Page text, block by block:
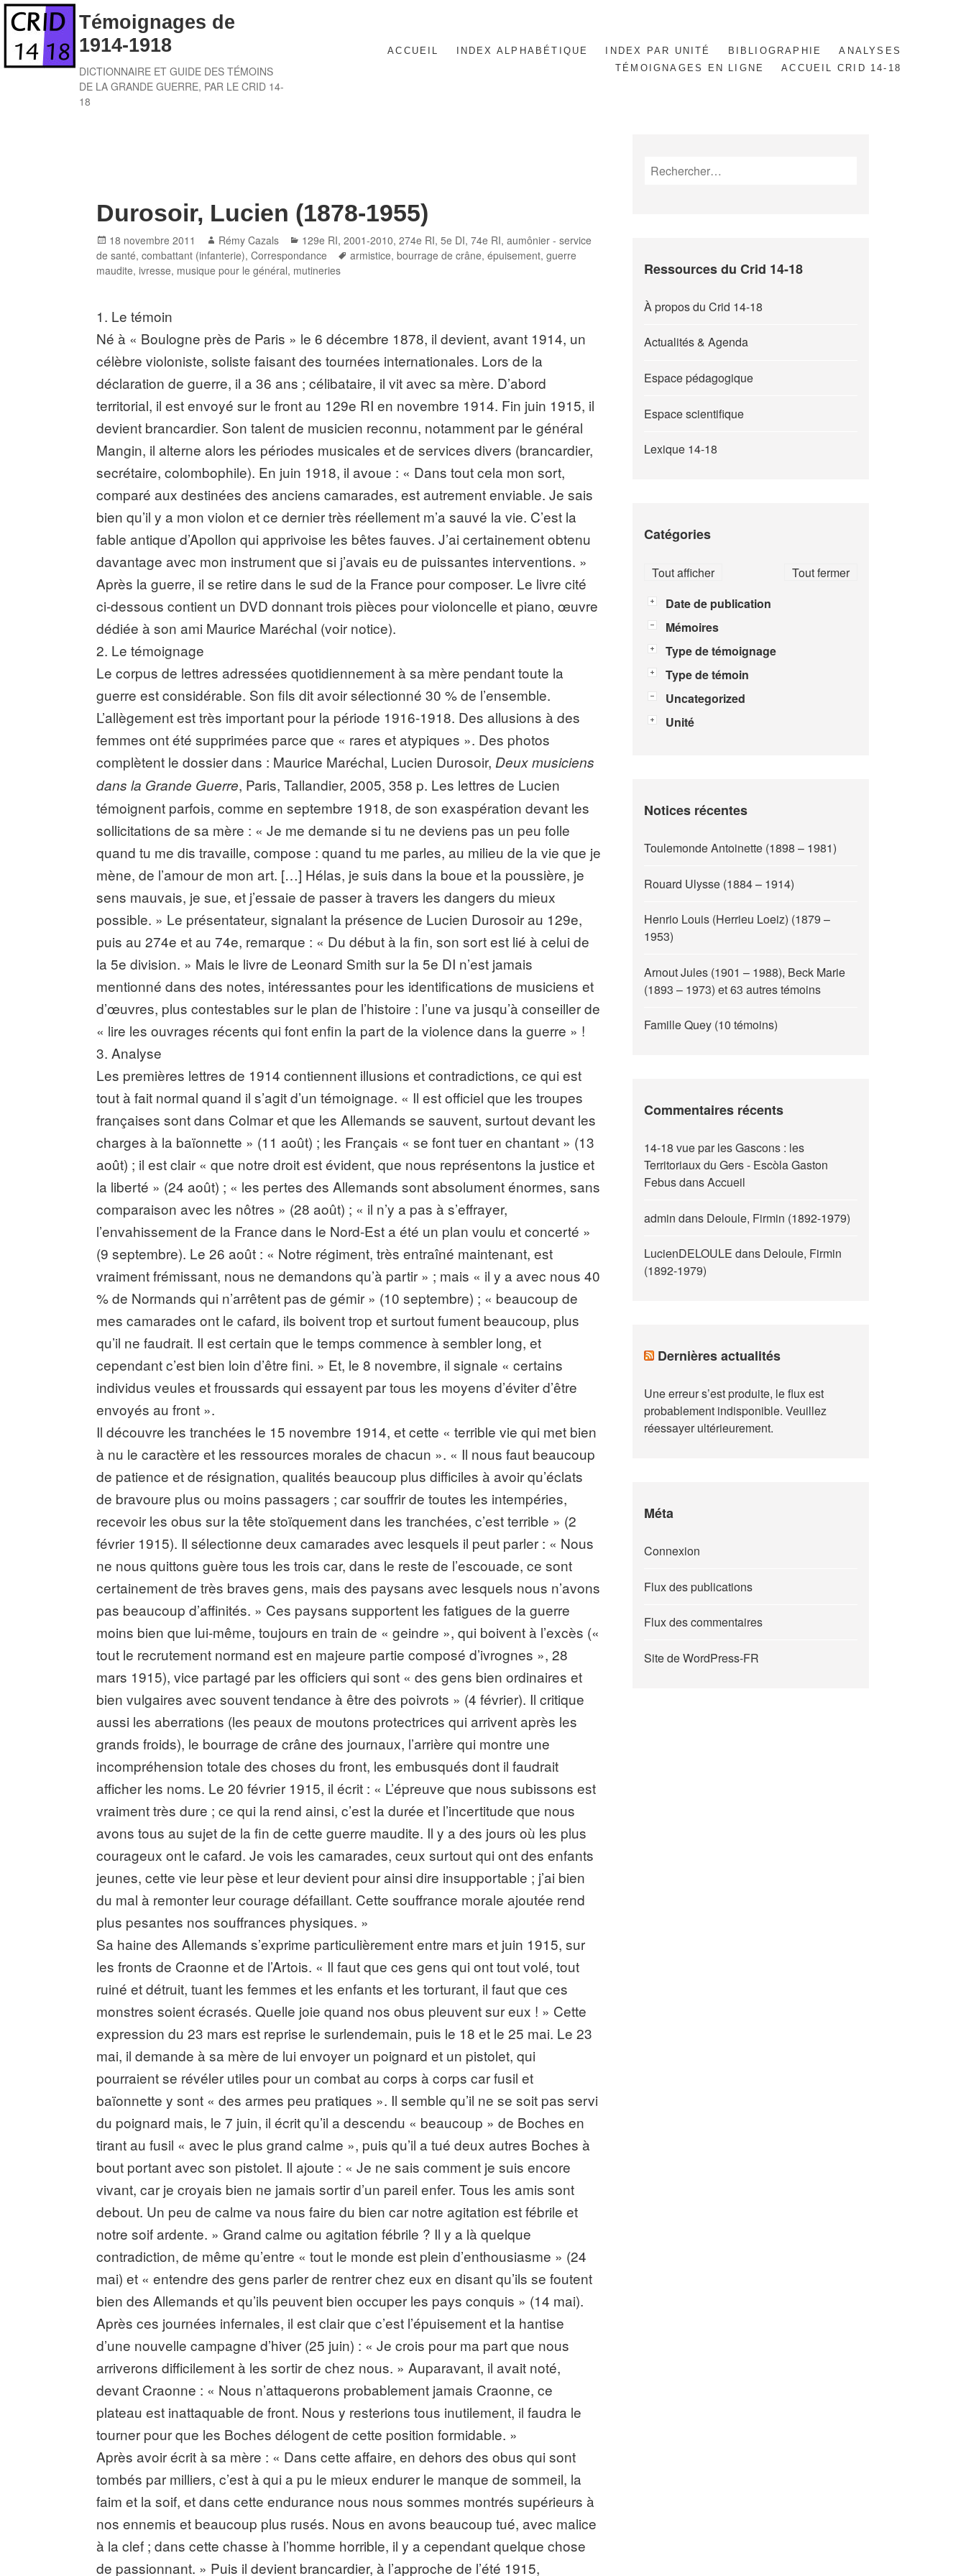
Skip
content
Témoignages de
1914-1918
DICTIONNAIRE ET GUIDE DES TÉMOINS
DE LA GRANDE GUERRE, PAR LE CRID 14-
18
ACCUEIL INDEX ALPHABÉTIQUE INDEX PAR UNITÉ BIBLIOGRAPHIE
ANALYSES
TÉMOIGNAGES EN LIGNE
ACCUEIL CRID 14-18
Durosoir, Lucien (1878-1955)
Posted
on
18 novembre 2011 Author
Rémy Cazals Categories
129e RI,2001-2010,274e RI,5e DI,74e RI,aumônier - service
de santé,combattant (infanterie),Correspondance Tags
armistice,bourrage de crâne,épuisement,guerre
maudite,ivresse, musique pour le général, mutineries
1. Le témoin
Né à « Boulogne près de Paris » le 6 décembre 1878, il devient, avant 1914, un
célèbre violoniste, soliste faisant des tournées internationales. Lors de la
déclaration de guerre, il a 36 ans ; célibataire, il vit avec sa mère. D’abord
territorial, il est envoyé sur le front au 129e RI en novembre 1914. Fin juin 1915, il
devient brancardier. Son talent de musicien reconnu, notamment par le général
Mangin, il alterne alors les périodes musicales et de services divers (brancardier,
secrétaire, colombophile). En juin 1918, il avoue : « Dans tout cela mon sort,
comparé aux destinées des anciens camarades, est autrement enviable. Je sais
bien qu’il y a mon violon et ce dernier très réellement m’a sauvé la vie. C’est la
fable antique d’Apollon qui apprivoise les bêtes fauves. J’ai certainement obtenu
davantage avec mon instrument que si j’avais eu de puissantes interventions. »
Après la guerre, il se retire dans le sud de la France pour composer. Le livre cité
ci-dessous contient un DVD donnant trois pièces pour violoncelle et piano, œuvre
dédiée à son ami Maurice Maréchal (voir notice).
2. Le témoignage
Le corpus de lettres adressées quotidiennement à sa mère pendant toute la
guerre est considérable. Son fils dit avoir sélectionné 30 % de l’ensemble.
L’allègement est très important pour la période 1916-1918. Des allusions à des
femmes ont été supprimées parce que « rares et atypiques ». Des photos
complètent le dossier dans : Maurice Maréchal, Lucien Durosoir, Deux musiciens
dans la Grande Guerre, Paris, Tallandier, 2005, 358 p. Les lettres de Lucien
témoignent parfois, comme en septembre 1918, de son exaspération devant les
sollicitations de sa mère : « Je me demande si tu ne deviens pas un peu folle
quand tu me dis travaille, compose : quand tu me parles, au milieu de la vie que je
mène, de l’amour de mon art. […] Hélas, je suis dans la boue et la poussière, je
sens mauvais, je sue, et j’essaie de passer à travers les dangers du mieux
possible. » Le présentateur, signalant la présence de Lucien Durosoir au 129e,
puis au 274e et au 74e, remarque : « Du début à la fin, son sort est lié à celui de
la 5e division. » Mais le livre de Leonard Smith sur la 5e DI n’est jamais
mentionné dans des notes, intéressantes pour les identifications de musiciens et
d’œuvres, plus contestables sur le plan de l’histoire : l’une va jusqu’à conseiller de
« lire les ouvrages récents qui font enfin la part de la violence dans la guerre » !
3. Analyse
Les premières lettres de 1914 contiennent illusions et contradictions, ce qui est
tout à fait normal quand il s’agit d’un témoignage. « Il est officiel que les troupes
françaises sont dans Colmar et que les Allemands se sauvent, surtout devant les
charges à la baïonnette » (11 août) ; les Français « se font tuer en chantant » (13
août) ; il est clair « que notre droit est évident, que nous représentons la justice et
la liberté » (24 août) ; « les pertes des Allemands sont absolument énormes, sans
comparaison avec les nôtres » (28 août) ; « il n’y a pas à s’effrayer,
l’envahissement de la France dans le Nord-Est a été un plan voulu et concerté »
(9 septembre). Le 26 août : « Notre régiment, très entraîné maintenant, est
vraiment frémissant, nous ne demandons qu’à partir » ; mais « il y a avec nous 40
% de Normands qui n’arrêtent pas de gémir » (10 septembre) ; « beaucoup de
mes camarades ont le cafard, ils boivent trop et surtout fument beaucoup, plus
qu’il ne faudrait. Il est certain que le temps commence à sembler long, et
cependant c’est bien loin d’être fini. » Et, le 8 novembre, il signale « certains
individus veules et froussards qui essayent par tous les moyens d’éviter d’être
envoyés au front ».
Il découvre les tranchées le 15 novembre 1914, et cette « terrible vie qui met bien
à nu le caractère et les ressources morales de chacun ». « Il nous faut beaucoup
de patience et de résignation, qualités beaucoup plus difficiles à avoir qu’éclats
de bravoure plus ou moins passagers ; car souffrir de toutes les intempéries,
recevoir les obus sur la tête stoïquement dans les tranchées, c’est terrible » (2
février 1915). Il sélectionne deux camarades avec lesquels il peut parler : « Nous
ne nous quittons guère tous les trois car, dans le reste de l’escouade, ce sont
certainement de très braves gens, mais des paysans avec lesquels nous n’avons
pas beaucoup d’affinités. » Ces paysans supportent les fatigues de la guerre
moins bien que lui-même, toujours en train de « geindre », qui boivent à l’excès («
tout le recrutement normand est en majeure partie composé d’ivrognes », 28
mars 1915), vice partagé par les officiers qui sont « des gens bien ordinaires et
bien vulgaires avec souvent tendance à être des poivrots » (4 février). Il critique
aussi les aberrations (les peaux de moutons protectrices qui arrivent après les
grands froids), le bourrage de crâne des journaux, l’arrière qui montre une
incompréhension totale des choses du front, les embusqués dont il faudrait
afficher les noms. Le 20 février 1915, il écrit : « L’épreuve que nous subissons est
vraiment très dure ; ce qui la rend ainsi, c’est la durée et l’incertitude que nous
avons tous au sujet de la fin de cette guerre maudite. Il y a des jours où les plus
courageux ont le cafard. Je vois les camarades, ceux surtout qui ont des enfants
jeunes, cette vie leur pèse et leur devient pour ainsi dire insupportable ; j’ai bien
du mal à remonter leur courage défaillant. Cette souffrance morale ajoutée rend
plus pesantes nos souffrances physiques. »
Sa haine des Allemands s’exprime particulièrement entre mars et juin 1915, sur
les fronts de Craonne et de l’Artois. « Il faut que ces gens qui ont tout volé, tout
ruiné et détruit, tuant les femmes et les enfants et les torturant, il faut que ces
monstres soient écrasés. Quelle joie quand nos obus pleuvent sur eux ! » Cette
expression du 23 mars est reprise le surlendemain, puis le 18 et le 25 mai. Le 23
mai, il demande à sa mère de lui envoyer un poignard et un pistolet, qui
pourraient se révéler utiles pour un combat au corps à corps car fusil et
baïonnette y sont « des armes peu pratiques ». Il semble qu’il ne se soit pas servi
du poignard mais, le 7 juin, il écrit qu’il a descendu « beaucoup » de Boches en
tirant au fusil « avec le plus grand calme », puis qu’il a tué deux autres Boches à
bout portant avec son pistolet. Il ajoute : « Je ne sais comment je suis encore
vivant, car je croyais bien ne jamais sortir d’un pareil enfer. Tous les amis sont
debout. Un peu de calme va nous faire du bien car notre agitation est fébrile et
notre soif ardente. » Grand calme ou agitation fébrile ? Il y a là quelque
contradiction, de même qu’entre « tout le monde est plein d’enthousiasme » (24
mai) et « entendre des gens parler de rentrer chez eux en disant qu’ils se foutent
bien des Allemands et qu’ils peuvent bien occuper les pays conquis » (14 mai).
Après ces journées infernales, il est clair que c’est l’épuisement et la hantise
d’une nouvelle campagne d’hiver (25 juin) : « Je crois pour ma part que nous
arriverons difficilement à les sortir de chez nous. » Auparavant, il avait noté,
devant Craonne : « Nous n’attaquerons probablement jamais Craonne, ce
plateau est inattaquable de front. Nous y resterions tous inutilement, il faudra le
tourner pour que les Boches délogent de cette position formidable. »
Après avoir écrit à sa mère : « Dans cette affaire, en dehors des obus qui sont
tombés par milliers, c’est à qui a pu le mieux endurer le manque de sommeil, la
faim et la soif, et dans cette endurance nous nous sommes montrés supérieurs à
nos ennemis et beaucoup plus rusés. Nous en avons beaucoup tué, avec malice
à la clef ; dans cette chasse à l’homme horrible, il y a cependant quelque chose
de passionnant. » Puis il devient brancardier, à l’approche de l’été 1915,
Rechercher :
Ressources du Crid 14-18
À propos du Crid 14-18
Actualités & Agenda
Espace pédagogique
Espace scientifique
Lexique 14-18
Catégories
Tout fermer
Tout afficher
Date de publication
Mémoires
Type de témoignage
Type de témoin
Uncategorized
Unité
Notices récentes
Toulemonde Antoinette (1898 – 1981)
Rouard Ulysse (1884 – 1914)
Henrio Louis (Herrieu Loeiz) (1879 –
1953)
Arnout Jules (1901 – 1988), Beck Marie
(1893 – 1973) et 63 autres témoins
Famille Quey (10 témoins)
Commentaires récents
14-18 vue par les Gascons : les
Territoriaux du Gers - Escòla Gaston
FebusdansAccueil
admin dans Deloule, Firmin (1892-1979)
LucienDELOULE dans Deloule, Firmin
(1892-1979)
Dernières actualités
Une erreur s’est produite, le flux est
probablement indisponible. Veuillez
réessayer ultérieurement.
Méta
Connexion
Flux des publications
Flux des commentaires
Site de WordPress-FR